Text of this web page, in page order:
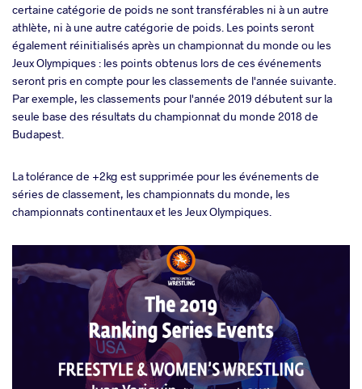
certaine catégorie de poids ne sont transférables ni à un autre
athlète, ni à une autre catégorie de poids. Les points seront
également réinitialisés après un championnat du monde ou les
Jeux Olympiques : les points obtenus lors de ces événements
seront pris en compte pour les classements de l'année suivante.
Par exemple, les classements pour l'année 2019 débutent sur la
seule base des résultats du championnat du monde 2018 de
Budapest.
La tolérance de +2kg est supprimée pour les événements de
séries de classement, les championnats du monde, les
championnats continentaux et les Jeux Olympiques.